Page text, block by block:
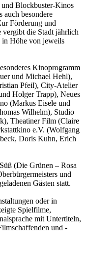
Blockbuster-Kinos
auch besondere
Förderung und
die Stadt jährlich
in Höhe von jeweils
Kinoprogramm
und Michael Hehl),
Pfeil), City-Atelier
Holger Trapp), Neues
(Markus Eisele und
Wilhelm), Studio
Theatiner Film (Claire
e.V. (Wolfgang
Doris Kuhn, Erich
(Die Grünen – Rosa
und
Gästen statt.
oder in
Spielfilme,
mit Untertiteln,
und -